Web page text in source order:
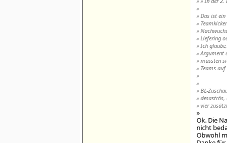
»
» Das ist
»
»
» Liefering
» Ich
» Argument
» müssten
» Teams
»
»
» BL-
» desaströs,
» vier
»
Ok. Die
nicht
Obwohl